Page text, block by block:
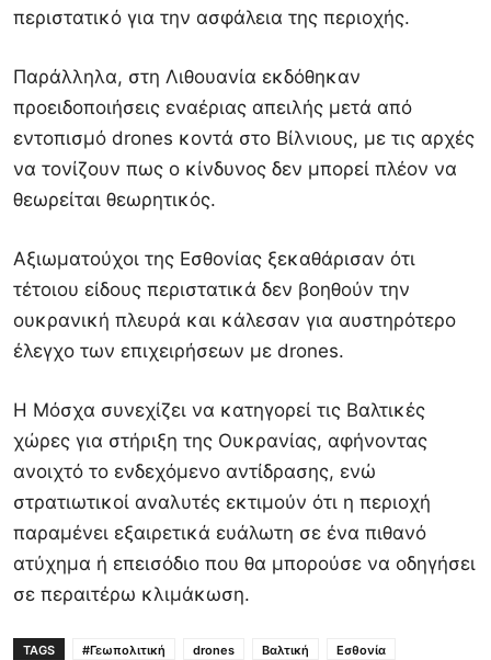
περιστατικό για την ασφάλεια της περιοχής.
Παράλληλα, στη Λιθουανία εκδόθηκαν
προειδοποιήσεις εναέριας απειλής μετά από
εντοπισμό drones κοντά στο Βίλνιους, με τις αρχές
να τονίζουν πως ο κίνδυνος δεν μπορεί πλέον να
θεωρείται θεωρητικός.
Αξιωματούχοι της Εσθονίας ξεκαθάρισαν ότι
τέτοιου είδους περιστατικά δεν βοηθούν την
ουκρανική πλευρά και κάλεσαν για αυστηρότερο
έλεγχο των επιχειρήσεων με drones.
Η Μόσχα συνεχίζει να κατηγορεί τις Βαλτικές
χώρες για στήριξη της Ουκρανίας, αφήνοντας
ανοιχτό το ενδεχόμενο αντίδρασης, ενώ
στρατιωτικοί αναλυτές εκτιμούν ότι η περιοχή
παραμένει εξαιρετικά ευάλωτη σε ένα πιθανό
ατύχημα ή επεισόδιο που θα μπορούσε να οδηγήσει
σε περαιτέρω κλιμάκωση.
TAGS #Γεωπολιτική drones Βαλτική
Εσθονία